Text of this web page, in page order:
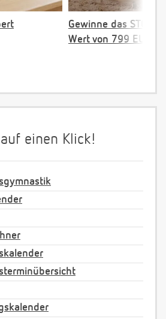
Gewinne das
Wert von 799 EUR
einen Klick!